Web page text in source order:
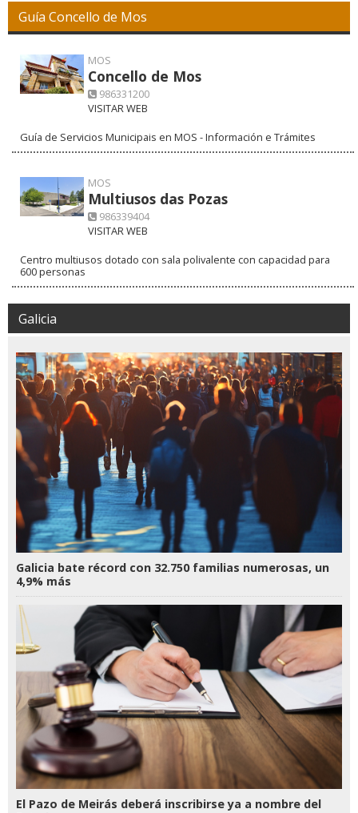
Guía Concello de Mos
MOS
Concello de Mos
986331200
VISITAR WEB
Guía de Servicios Municipais en MOS - Información e Trámites
MOS
Multiusos das Pozas
986339404
VISITAR WEB
Centro multiusos dotado con sala polivalente con capacidad para
600 personas
Galicia
Galicia bate récord con 32.750 familias numerosas, un
4,9% más
El Pazo de Meirás deberá inscribirse ya a nombre del